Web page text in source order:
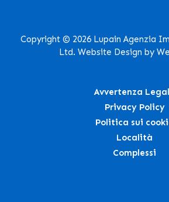
Copyright © 2026 Lupain Agenzia
Ltd. Website Design by
Avvertenza
Privacy Policy
Politica sui
Località
Complessi